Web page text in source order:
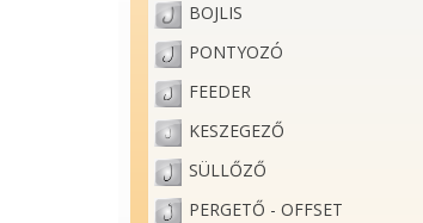
BOJLIS
PONTYOZÓ
FEEDER
KESZEGEZŐ
SÜLLŐZŐ
PERGETŐ - OFFSET